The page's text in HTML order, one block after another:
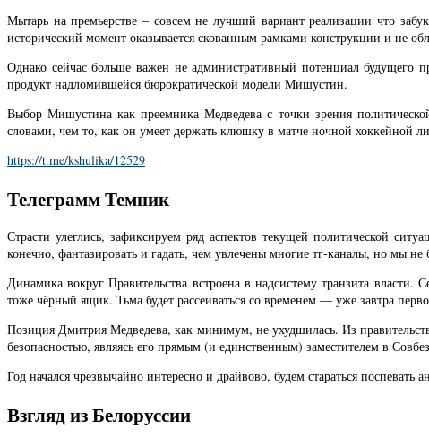
Мытарь на премьерстве – совсем не лучший вариант реализации что
исторический момент оказывается скованным рамками конструкции и не
Однако сейчас больше важен не административный потенциал будущего
продукт надломившейся бюрократической модели Мишустин.
Выбор Мишустина как преемника Медведева с точки зрения
словами, чем то, как он умеет держать клюшку в матче ночной хоккейной
https://t.me/kshulika/12529
Телеграмм Темник
Страсти улеглись, зафиксируем ряд аспектов текущей политической
конечно, фантазировать и гадать, чем увлечены многие тг-каналы, но мы
Динамика вокруг Правительства встроена в надсистему транзита
тоже чёрный ящик. Тьма будет рассеиваться со временем — уже завтра
Позиция Дмитрия Медведева, как минимум, не ухудшилась. Из
безопасностью, являясь его прямым (и единственным) заместителем в
Год начался чрезвычайно интересно и драйвово, будем стараться поспевать
Взгляд из Белоруссии